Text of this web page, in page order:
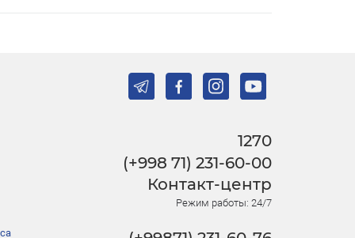
1270
(+998 71) 231-60-00
Контакт-центр
Режим работы: 24/7